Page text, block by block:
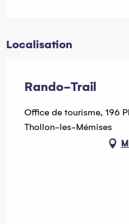
Localisation
Rando-Trail
Office de tourisme, 196
Thollon-les-Mémises